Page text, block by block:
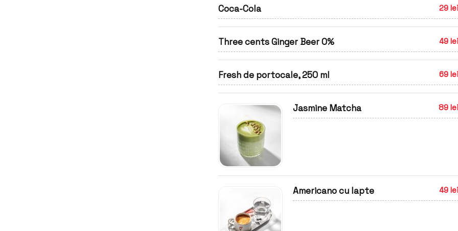
Coca-Cola 29 lei
Three cents Ginger Beer 0% 49 lei
Fresh de portocale, 250 ml 69 lei
Jasmine Matcha 89 lei
Americano cu lapte 49 lei